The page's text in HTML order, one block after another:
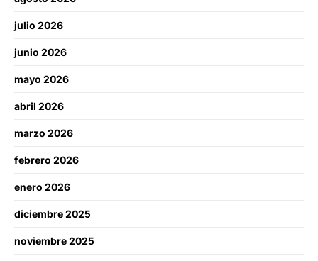
julio 2026
junio 2026
mayo 2026
abril 2026
marzo 2026
febrero 2026
enero 2026
diciembre 2025
noviembre 2025